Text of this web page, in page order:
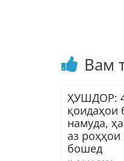
Вам
ҲУШДОР:
қоидаҳои
намуда,
аз роҳҳои
бошед